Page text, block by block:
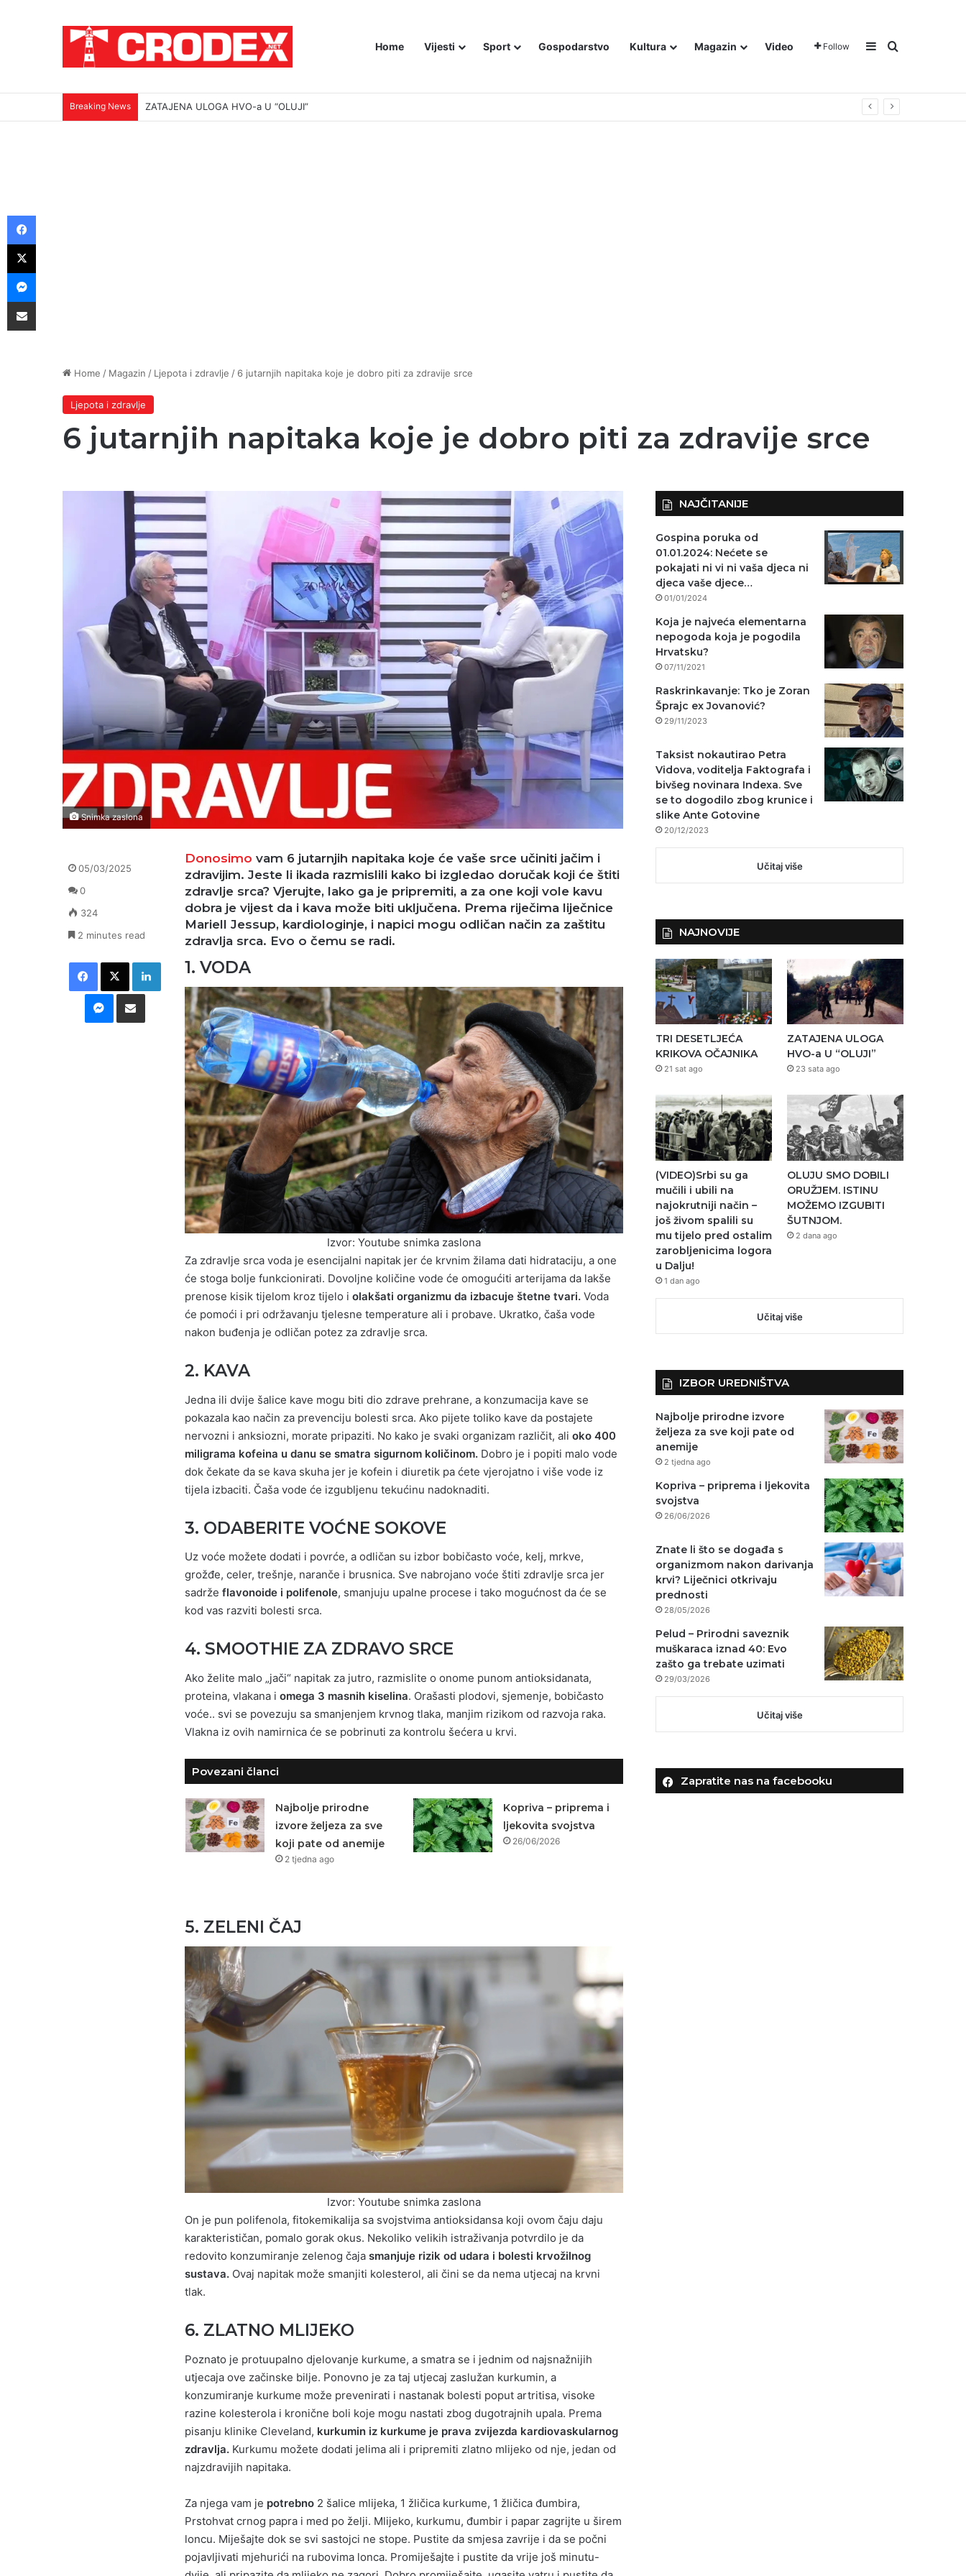
Home Vijesti Sport Gospodarstvo Kultura Magazin Video Follow Sidebar
Traži
Breaking News ZATAJENA ULOGA HVO-a U “OLUJI”
Home / Magazin / Ljepota i zdravlje / 6 jutarnjih napitaka koje je dobro piti za zdravije srce
Ljepota i zdravlje
6 jutarnjih napitaka koje je dobro piti za zdravije srce
Snimka zaslona
Donosimo vam 6 jutarnjih napitaka koje će vaše srce učiniti jačim i
zdravijim. Jeste li ikada razmislili kako bi izgledao doručak koji će štiti
zdravlje srca? Vjerujte, lako ga je pripremiti, a za one koji vole kavu
dobra je vijest da i kava može biti uključena. Prema riječima liječnice
Mariell Jessup, kardiologinje, i napici mogu odličan način za zaštitu
zdravlja srca. Evo o čemu se radi.
1. VODA
Izvor: Youtube snimka zaslona
Za zdravlje srca voda je esencijalni napitak jer će krvnim žilama dati hidrataciju, a one
će stoga bolje funkcionirati. Dovoljne količine vode će omogućiti arterijama da lakše
prenose kisik tijelom kroz tijelo i olakšati organizmu da izbacuje štetne tvari. Voda
će pomoći i pri održavanju tjelesne temperature ali i probave. Ukratko, čaša vode
nakon buđenja je odličan potez za zdravlje srca.
2. KAVA
Jedna ili dvije šalice kave mogu biti dio zdrave prehrane, a konzumacija kave se
pokazala kao način za prevenciju bolesti srca. Ako pijete toliko kave da postajete
nervozni i anksiozni, morate pripaziti. No kako je svaki organizam različit, ali oko 400
miligrama kofeina u danu se smatra sigurnom količinom. Dobro je i popiti malo vode
dok čekate da se kava skuha jer je kofein i diuretik pa ćete vjerojatno i više vode iz
tijela izbaciti. Čaša vode će izgubljenu tekućinu nadoknaditi.
3. ODABERITE VOĆNE SOKOVE
Uz voće možete dodati i povrće, a odličan su izbor bobičasto voće, kelj, mrkve,
grožđe, celer, trešnje, naranče i brusnica. Sve nabrojano voće štiti zdravlje srca jer
sadrže flavonoide i polifenole, smanjuju upalne procese i tako mogućnost da će se
kod vas razviti bolesti srca.
4. SMOOTHIE ZA ZDRAVO SRCE
Ako želite malo „jači“ napitak za jutro, razmislite o onome punom antioksidanata,
proteina, vlakana i omega 3 masnih kiselina. Orašasti plodovi, sjemenje, bobičasto
voće.. svi se povezuju sa smanjenjem krvnog tlaka, manjim rizikom od razvoja raka.
Vlakna iz ovih namirnica će se pobrinuti za kontrolu šećera u krvi.
Povezani članci
Najbolje prirodne
izvore željeza za sve
koji pate od anemije
2 tjedna ago
Kopriva – priprema i
ljekovita svojstva
26/06/2026
5. ZELENI ČAJ
Izvor: Youtube snimka zaslona
On je pun polifenola, fitokemikalija sa svojstvima antioksidansa koji ovom čaju daju
karakterističan, pomalo gorak okus. Nekoliko velikih istraživanja potvrdilo je da
redovito konzumiranje zelenog čaja smanjuje rizik od udara i bolesti krvožilnog
sustava. Ovaj napitak može smanjiti kolesterol, ali čini se da nema utjecaj na krvni
tlak.
6. ZLATNO MLIJEKO
Poznato je protuupalno djelovanje kurkume, a smatra se i jednim od najsnažnijih
utjecaja ove začinske bilje. Ponovno je za taj utjecaj zaslužan kurkumin, a
konzumiranje kurkume može prevenirati i nastanak bolesti poput artritisa, visoke
razine kolesterola i kronične boli koje mogu nastati zbog dugotrajnih upala. Prema
pisanju klinike Cleveland, kurkumin iz kurkume je prava zvijezda kardiovaskularnog
zdravlja. Kurkumu možete dodati jelima ali i pripremiti zlatno mlijeko od nje, jedan od
najzdravijih napitaka.
Za njega vam je potrebno 2 šalice mlijeka, 1 žličica kurkume, 1 žličica đumbira,
Prstohvat crnog papra i med po želji. Mlijeko, kurkumu, đumbir i papar zagrijte u širem
loncu. Miješajte dok se svi sastojci ne stope. Pustite da smjesa zavrije i da se počni
pojavljivati mjehurići na rubovima lonca. Promiješajte i pustite da vrije još minutu-
05/03/2025
0
324
2 minutes read
Facebook
X LinkedIn
Messenger
Podijeli putem E-maila
NAJČITANIJE
Gospina poruka od
01.01.2024: Nećete se
pokajati ni vi ni vaša djeca ni
djeca vaše djece…
01/01/2024
Koja je najveća elementarna
nepogoda koja je pogodila
Hrvatsku?
07/11/2021
Raskrinkavanje: Tko je Zoran
Šprajc ex Jovanović?
29/11/2023
Taksist nokautirao Petra
Vidova, voditelja Faktografa i
bivšeg novinara Indexa. Sve
se to dogodilo zbog krunice i
slike Ante Gotovine
20/12/2023
Učitaj više
NAJNOVIJE
TRI DESETLJEĆA
KRIKOVA OČAJNIKA
21 sat ago
ZATAJENA ULOGA
HVO-a U “OLUJI”
23 sata ago
(VIDEO)Srbi su ga
mučili i ubili na
najokrutniji način –
još živom spalili su
mu tijelo pred ostalim
zarobljenicima logora
u Dalju!
1 dan ago
OLUJU SMO DOBILI
ORUŽJEM. ISTINU
MOŽEMO IZGUBITI
ŠUTNJOM.
2 dana ago
Učitaj više
IZBOR UREDNIŠTVA
Najbolje prirodne izvore
željeza za sve koji pate od
anemije
2 tjedna ago
Kopriva – priprema i ljekovita
svojstva
26/06/2026
Znate li što se događa s
organizmom nakon darivanja
krvi? Liječnici otkrivaju
prednosti
28/05/2026
Pelud – Prirodni saveznik
muškaraca iznad 40: Evo
zašto ga trebate uzimati
29/03/2026
Učitaj više
Zapratite nas na facebooku
Facebook
X
Messenger
Podijeli putem E-maila